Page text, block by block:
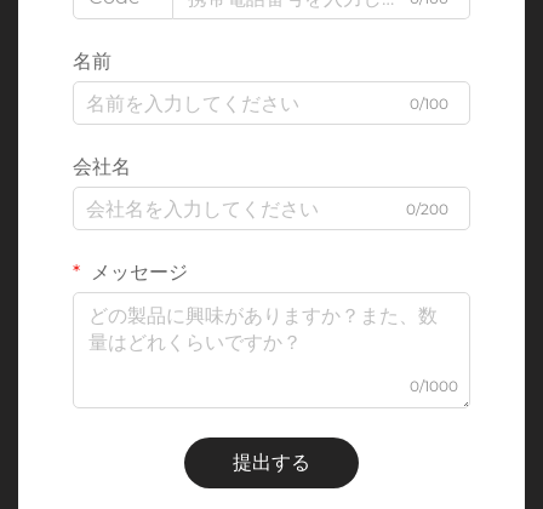
名前
0/100
会社名
0/200
メッセージ
0/1000
提出する